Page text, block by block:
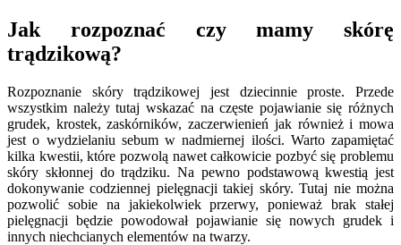
Jak rozpoznać czy mamy skórę
trądzikową?
Rozpoznanie skóry trądzikowej jest dziecinnie proste. Przede
wszystkim należy tutaj wskazać na częste pojawianie się różnych
grudek, krostek, zaskórników, zaczerwienień jak również i mowa
jest o wydzielaniu sebum w nadmiernej ilości. Warto zapamiętać
kilka kwestii, które pozwolą nawet całkowicie pozbyć się problemu
skóry skłonnej do trądziku. Na pewno podstawową kwestią jest
dokonywanie codziennej pielęgnacji takiej skóry. Tutaj nie można
pozwolić sobie na jakiekolwiek przerwy, ponieważ brak stałej
pielęgnacji będzie powodował pojawianie się nowych grudek i
innych niechcianych elementów na twarzy.